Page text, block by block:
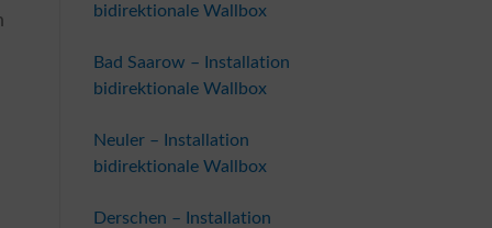
bidirektionale Wallbox
Bad Saarow – Installation
bidirektionale Wallbox
Neuler – Installation
bidirektionale Wallbox
Derschen – Installation